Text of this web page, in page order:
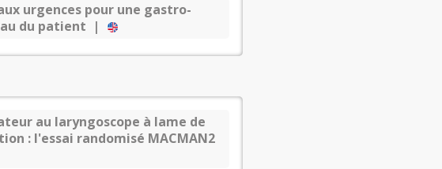
urgences pour une gastro-
du patient |
au laryngoscope à lame de
: l'essai randomisé MACMAN2